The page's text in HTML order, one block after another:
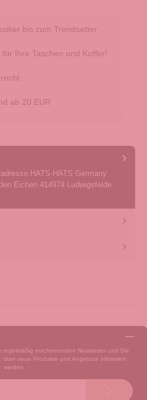
bis zum Trendsetter
Ihre Taschen und Koffer!
ab 20 EUR
HATS Germany
Eichen 414974 Ludwigsfelde
erscheinenden Newsletter und Sie
neue Produkte und Angebote informiert
werden.